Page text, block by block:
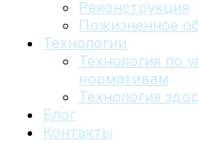
Реконструкция
Пожизненное
Технологии
Технология по
нормативам
Технология
Блог
Контакты